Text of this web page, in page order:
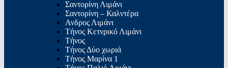
Σαντορίνη Λιμάνι
Σαντορίνη – Καλντέρα
Ανδρος Λιμάνι
Τήνος Κετνρικό Λιμάνι
Τήνος
Τήνος Δύο χωριά
Τήνος Μαρίνα 1